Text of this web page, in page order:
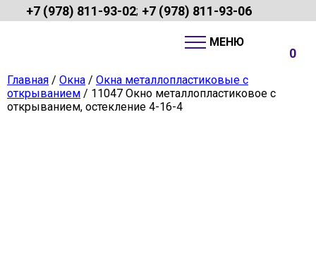
+7 (978) 811-93-02; +7 (978) 811-93-06
0
Главная / Окна / Окна металлопластиковые с
открыванием / 11047 Окно металлопластиковое с
открыванием, остекление 4-16-4